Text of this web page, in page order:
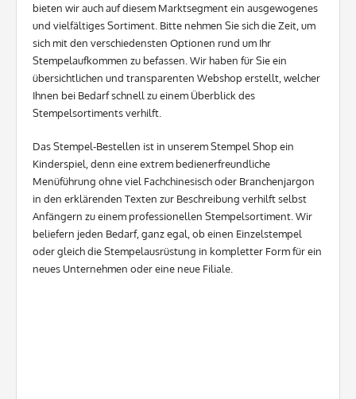
bieten wir auch auf diesem Marktsegment ein ausgewogenes
und vielfältiges Sortiment. Bitte nehmen Sie sich die Zeit, um
sich mit den verschiedensten Optionen rund um Ihr
Stempelaufkommen zu befassen. Wir haben für Sie ein
übersichtlichen und transparenten Webshop erstellt, welcher
Ihnen bei Bedarf schnell zu einem Überblick des
Stempelsortiments verhilft.
Das Stempel-Bestellen ist in unserem Stempel Shop ein
Kinderspiel, denn eine extrem bedienerfreundliche
Menüführung ohne viel Fachchinesisch oder Branchenjargon
in den erklärenden Texten zur Beschreibung verhilft selbst
Anfängern zu einem professionellen Stempelsortiment. Wir
beliefern jeden Bedarf, ganz egal, ob einen Einzelstempel
oder gleich die Stempelausrüstung in kompletter Form für ein
neues Unternehmen oder eine neue Filiale.